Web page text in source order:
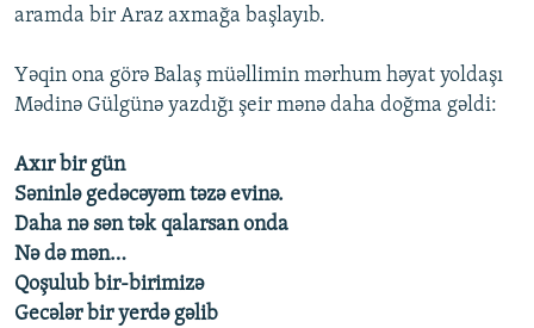
aramda bir Araz axmağa başlayıb.
Yəqin ona görə Balaş müəllimin mərhum həyat yoldaşı
Mədinə Gülgünə yazdığı şeir mənə daha doğma gəldi:
Axır bir gün
Səninlə gedəcəyəm təzə evinə.
Daha nə sən tək qalarsan onda
Nə də mən…
Qoşulub bir-birimizə
Gecələr bir yerdə gəlib